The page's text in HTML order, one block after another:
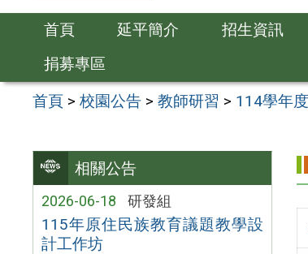
容
首頁 延平簡介 招生資訊
捐募專區
首頁 >校園公告 >教師研習 > 114學年
相關公告
2026-06-18 研發組
115年原住民族教育議題教學設
計工作坊